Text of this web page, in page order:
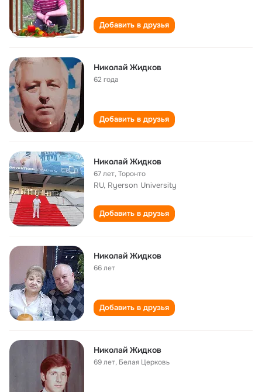
Добавить в друзья
Николай Жидков
62 года
Добавить в друзья
Николай Жидков
67 лет,Торонто
RU, Ryerson University
Добавить в друзья
Николай Жидков
66 лет
Добавить в друзья
Николай Жидков
69 лет, Белая Церковь